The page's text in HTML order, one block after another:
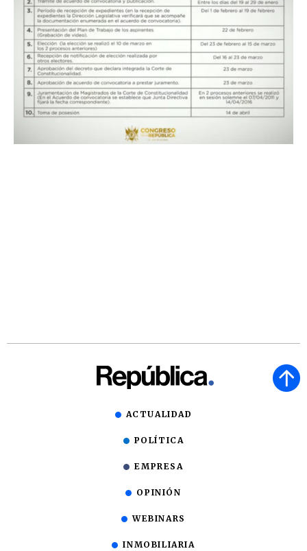
ACTUALIDAD
POLÍTICA
EMPRESA
OPINIÓN
WEBINARS
INMOBILIARIA